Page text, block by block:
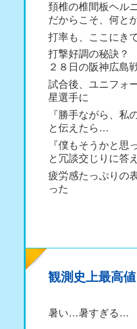
頚椎の椎間板ヘル
だからこそ、何と
打率も、ここにき
打撃好調の秘訣？
２８日の阪神広島
試合後、ユニフォ
星選手に
『勝手ながら、
と伝えたら…
『僕もそうかと
と冗談交じりに答
疲労感たっぷりの
った
観測史上最高値
暑い…暑すぎる…